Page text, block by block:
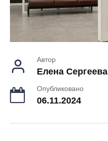
Автор
Елена Сергеева
Опубликовано
06.11.2024